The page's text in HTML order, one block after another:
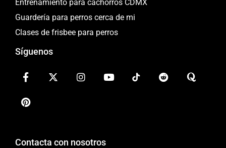
Entrenamiento para cachorros CDMX
Guardería para perros cerca de mi
Clases de frisbee para perros
Síguenos
Contacta con nosotros